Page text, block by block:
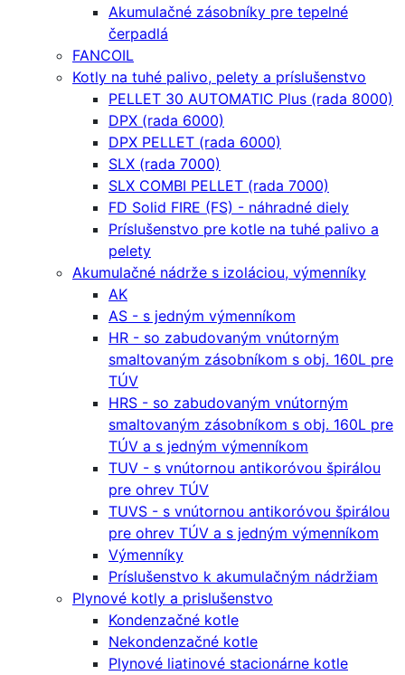
Akumulačné zásobníky pre tepelné
čerpadlá
FANCOIL
Kotly na tuhé palivo, pelety a príslušenstvo
PELLET 30 AUTOMATIC Plus (rada 8000)
DPX (rada 6000)
DPX PELLET (rada 6000)
SLX (rada 7000)
SLX COMBI PELLET (rada 7000)
FD Solid FIRE (FS) - náhradné diely
Príslušenstvo pre kotle na tuhé palivo a
pelety
Akumulačné nádrže s izoláciou, výmenníky
AK
AS - s jedným výmenníkom
HR - so zabudovaným vnútorným
smaltovaným zásobníkom s obj. 160L pre
TÚV
HRS - so zabudovaným vnútorným
smaltovaným zásobníkom s obj. 160L pre
TÚV a s jedným výmenníkom
TUV - s vnútornou antikoróvou špirálou
pre ohrev TÚV
TUVS - s vnútornou antikoróvou špirálou
pre ohrev TÚV a s jedným výmenníkom
Výmenníky
Príslušenstvo k akumulačným nádržiam
Plynové kotly a prislušenstvo
Kondenzačné kotle
Nekondenzačné kotle
Plynové liatinové stacionárne kotle